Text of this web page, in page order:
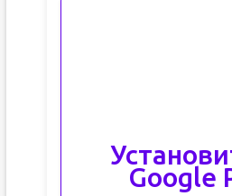
Google